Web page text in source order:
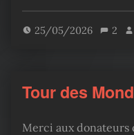
25/05/2026 2
Tour des
Merci aux donateurs